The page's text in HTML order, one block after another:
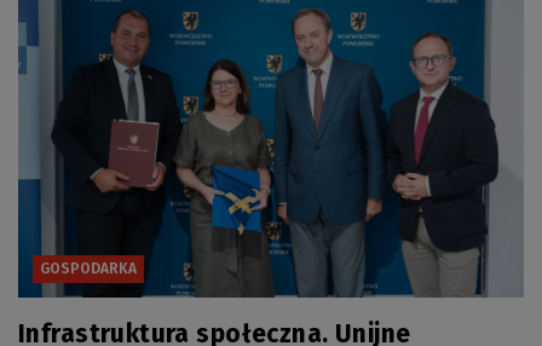
GOSPODARKA
Infrastruktura społeczna. Unijne